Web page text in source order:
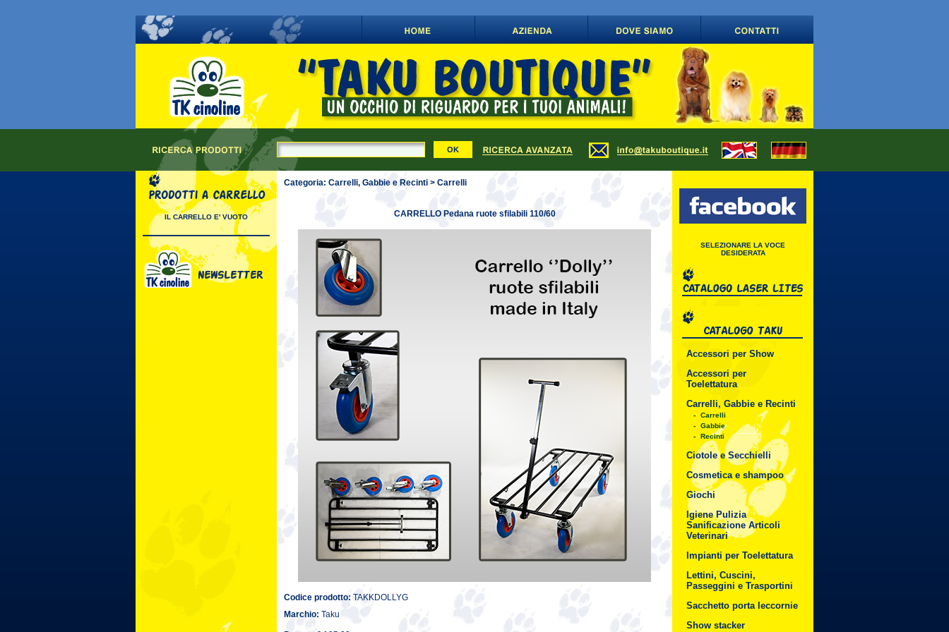
IL CARRELLO E' VUOTO
Categoria: Carrelli, Gabbie e Recinti > Carrelli
CARRELLO Pedana ruote sfilabili 110/60
Codice prodotto: TAKKDOLLYG
Marchio: Taku
SELEZIONARE LA VOCE
DESIDERATA
Accessori per Show
Accessori per
Toelettatura
Carrelli, Gabbie e Recinti
-
Carrelli
-
Gabbie
-
Recinti
Ciotole e Secchielli
Cosmetica e shampoo
Giochi
Igiene Pulizia
Sanificazione Articoli
Veterinari
Impianti per Toelettatura
Lettini, Cuscini,
Passeggini e Trasportini
Sacchetto porta leccornie
Show stacker